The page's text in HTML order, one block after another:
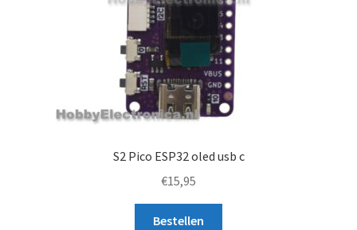
S2 Pico ESP32 oled usb c
€15,95
Bestellen